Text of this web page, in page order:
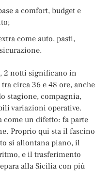
a comfort, budget e
come auto, pasti,
2 notti significano in
circa 36 e 48 ore, anche
stagione, compagnia,
variazioni operative.
come un difetto: fa parte
Proprio qui sta il fascino
si allontana piano, il
e il trasferimento
alla Sicilia con più